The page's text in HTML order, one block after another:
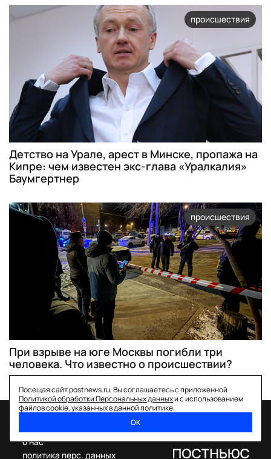
происшествия
Детство на Урале, арест в Минске, пропажа на
Кипре: чем известен экс-глава «Уралкалия»
Баумгертнер
происшествия
При взрыве на юге Москвы погибли три
человека. Что известно о происшествии?
Посещая сайт postnews.ru, Вы соглашаетесь с приложенной
Политикой обработки Персональных данныхи с использованием
файлов cookie, указанных в данной политике.
ОК
о нас
политика перс. данных